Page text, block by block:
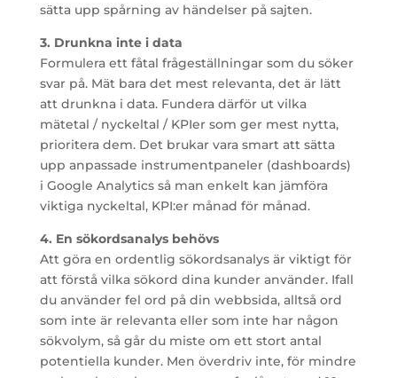
sätta upp spårning av händelser på sajten.
3. Drunkna inte i data
Formulera ett fåtal frågeställningar som du söker
svar på. Mät bara det mest relevanta, det är lätt
att drunkna i data. Fundera därför ut vilka
mätetal / nyckeltal / KPIer som ger mest nytta,
prioritera dem. Det brukar vara smart att sätta
upp anpassade instrumentpaneler (dashboards)
i Google Analytics så man enkelt kan jämföra
viktiga nyckeltal, KPI:er månad för månad.
4. En sökordsanalys behövs
Att göra en ordentlig sökordsanalys är viktigt för
att förstå vilka sökord dina kunder använder. Ifall
du använder fel ord på din webbsida, alltså ord
som inte är relevanta eller som inte har någon
sökvolym, så går du miste om ett stort antal
potentiella kunder. Men överdriv inte, för mindre